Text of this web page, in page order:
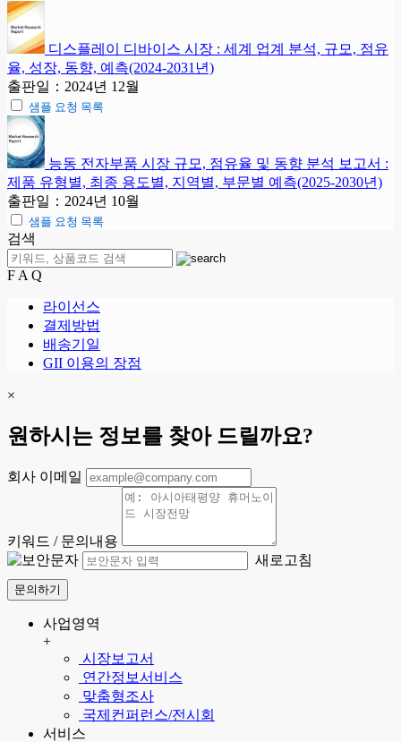
디스플레이 디바이스 시장 : 세계 업계 분석, 규모, 점유
율, 성장, 동향, 예측(2024-2031년)
출판일：2024년 12월
샘플 요청 목록
능동 전자부품 시장 규모, 점유율 및 동향 분석 보고서 :
제품 유형별, 최종 용도별, 지역별, 부문별 예측(2025-2030년)
출판일：2024년 10월
샘플 요청 목록
검색
F A Q
라이선스
결제방법
배송기일
GII 이용의 장점
×
원하시는 정보를 찾아 드릴까요?
회사 이메일
키워드 / 문의내용
새로고침
문의하기
사업영역
+
시장보고서
연간정보서비스
맞춤형조사
국제컨퍼런스/전시회
서비스